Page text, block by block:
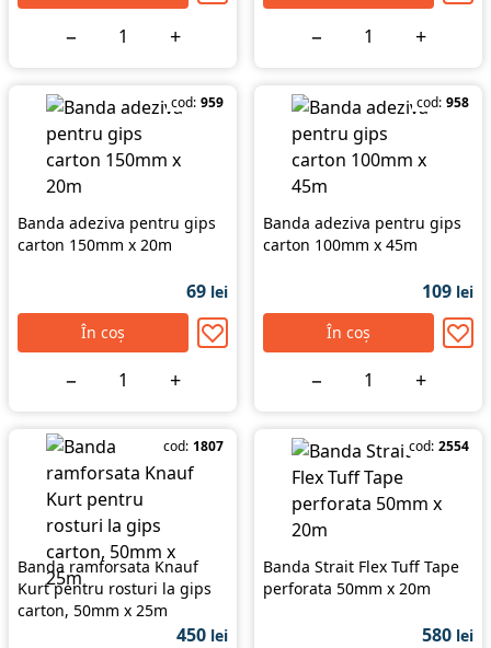
− + − +
cod: 959
Banda adeziva pentru gips
carton 150mm x 20m
69 lei
În coș
− +
cod: 958
Banda adeziva pentru gips
carton 100mm x 45m
109 lei
În coș
− +
cod: 1807
Banda ramforsata Knauf
Kurt pentru rosturi la gips
carton, 50mm x 25m
450 lei
cod: 2554
Banda Strait Flex Tuff Tape
perforata 50mm x 20m
580 lei